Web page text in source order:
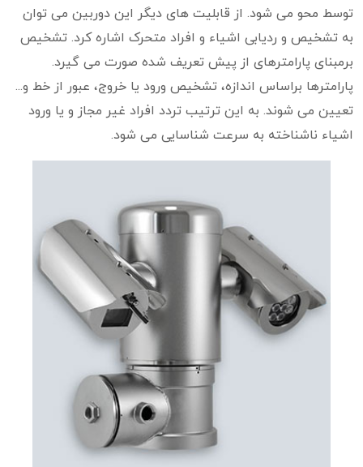
توسط محو می شود. از قابلیت های دیگر این دوربین می توان
به تشخیص و ردیابی اشیاء و افراد متحرک اشاره کرد. تشخیص
برمبنای پارامترهای از پیش تعریف شده صورت می گیرد.
پارامترها براساس اندازه، تشخیص ورود یا خروج، عبور از خط و...
تعیین می شوند. به این ترتیب تردد افراد غیر مجاز و یا ورود
اشیاء ناشناخته به سرعت شناسایی می شود.